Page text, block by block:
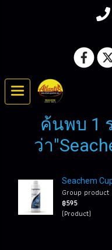
ค้นพบ 1
ว่า
Seachem
Group product
฿595
(Product)